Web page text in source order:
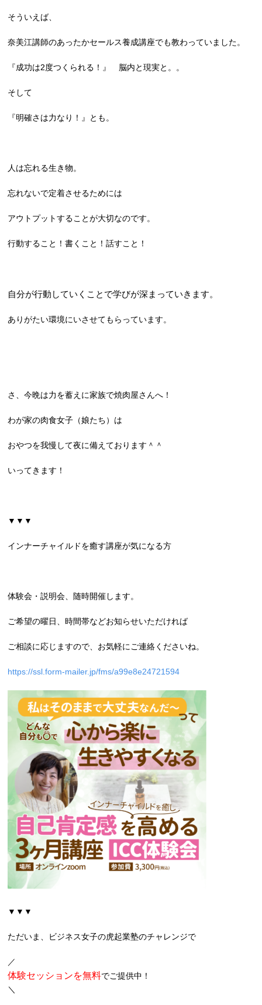
そういえば、
奈美江講師のあったかセールス養成講座でも教わっていました。
『成功は2度つくられる！』 脳内と現実と。。
そして
『明確さは力なり！』とも。
人は忘れる生き物。
忘れないで定着させるためには
アウトプットすることが大切なのです。
行動すること！書くこと！話すこと！
自分が行動していくことで学びが深まっていきます。
ありがたい環境にいさせてもらっています。
さ、今晩は力を蓄えに家族で焼肉屋さんへ！
わが家の肉食女子（娘たち）は
おやつを我慢して夜に備えております＾＾
いってきます！
▼▼▼
インナーチャイルドを癒す講座が気になる方
体験会・説明会、随時開催します。
ご希望の曜日、時間帯などお知らせいただければ
ご相談に応じますので、お気軽にご連絡くださいね。
https://ssl.form-mailer.jp/fms/a99e8e24721594
▼▼▼
ただいま、 ビジネス女子の虎起業塾のチャレンジで
／
体験セッションを無料でご提供中！
＼